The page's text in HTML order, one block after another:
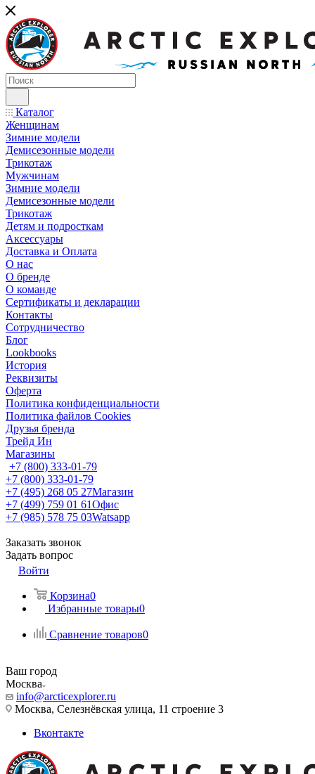
Каталог
Женщинам
Зимние модели
Демисезонные модели
Трикотаж
Мужчинам
Зимние модели
Демисезонные модели
Трикотаж
Детям и подросткам
Аксессуары
Доставка и Оплата
О нас
О бренде
О команде
Сертификаты и декларации
Контакты
Сотрудничество
Блог
Lookbooks
История
Реквизиты
Оферта
Политика конфиденциальности
Политика файлов Cookies
Друзья бренда
Трейд Ин
Магазины
+7 (800) 333-01-79
+7 (800) 333-01-79
+7 (495) 268 05 27Магазин
+7 (499) 759 01 61Офис
+7 (985) 578 75 03Watsapp
Заказать звонок
Задать вопрос
Войти
Корзина0
Избранные товары0
Сравнение товаров0
Ваш город
Москва
info@arcticexplorer.ru
Москва, Селезнёвская улица, 11 строение 3
Вконтакте